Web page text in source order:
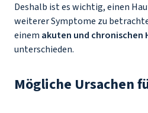
Deshalb ist es wichtig, einen
weiterer Symptome zu
einem akuten und chronischen
unterschieden.
Mögliche Ursachen